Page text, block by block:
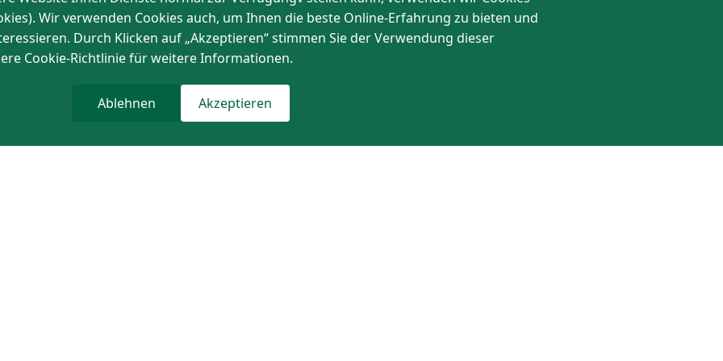
Wir verwenden Cookies auch, um Ihnen die beste Online-Erfahrung zu bieten und
Durch Klicken auf „Akzeptieren“ stimmen Sie der Verwendung dieser
Cookie-Richtlinie für weitere Informationen.
Akzeptieren
Ablehnen